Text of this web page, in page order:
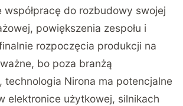
do rozbudowy swojej
powiększenia zespołu i
rozpoczęcia produkcji na
bo poza branżą
technologia Nirona ma potencjalne
elektronice użytkowej, silnikach